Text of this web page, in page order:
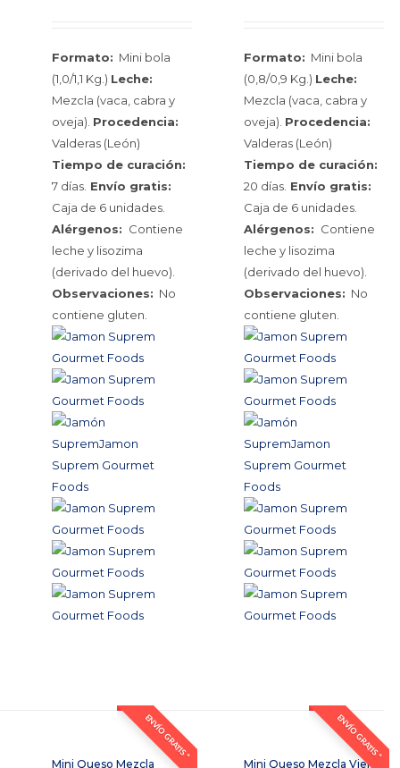
Formato: Mini bola
(1,0/1,1 Kg.) Leche:
Mezcla (vaca, cabra y
oveja). Procedencia:
Valderas (León)
Tiempo de curación:
7 días. Envío gratis:
Caja de 6 unidades.
Alérgenos: Contiene
leche y lisozima
(derivado del huevo).
Observaciones: No
contiene gluten.
Formato: Mini bola
(0,8/0,9 Kg.) Leche:
Mezcla (vaca, cabra y
oveja). Procedencia:
Valderas (León)
Tiempo de curación:
20 días. Envío gratis:
Caja de 6 unidades.
Alérgenos: Contiene
leche y lisozima
(derivado del huevo).
Observaciones: No
contiene gluten.
ENVÍO GRATIS *
Mini Queso Mezcla
ENVÍO GRATIS *
Mini Queso Mezcla Viejo